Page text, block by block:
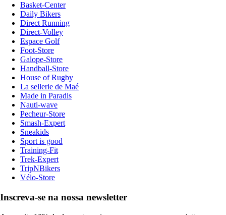
Basket-Center
Daily Bikers
Direct Running
Direct-Volley
Espace Golf
Foot-Store
Galope-Store
Handball-Store
House of Rugby
La sellerie de Maé
Made in Paradis
Nauti-wave
Pecheur-Store
Smash-Expert
Sneakids
Sport is good
Training-Fit
Trek-Expert
TripNBikers
Vélo-Store
Inscreva-se na nossa newsletter